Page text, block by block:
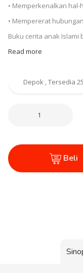
• Memperkenalkan
• Mempererat
Buku cerita anak Islami
Read more
Beli